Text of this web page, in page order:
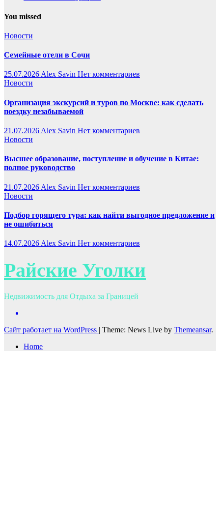
You missed
Новости
Семейные отели в Сочи
25.07.2026Alex Savin Нет комментариев
Новости
Организация экскурсий и туров по Москве: как сделать
поездку незабываемой
21.07.2026 Alex Savin Нет комментариев
Новости
Высшее образование, поступление и обучение в Китае:
полное руководство
21.07.2026 Alex Savin Нет комментариев
Новости
Подбор горящего тура: как найти выгодное предложение и
не ошибиться
14.07.2026 Alex Savin Нет комментариев
Райские Уголки
Недвижимость для Отдыха за Границей
Сайт работает на WordPress | Theme: News Live by Themeansar.
Home